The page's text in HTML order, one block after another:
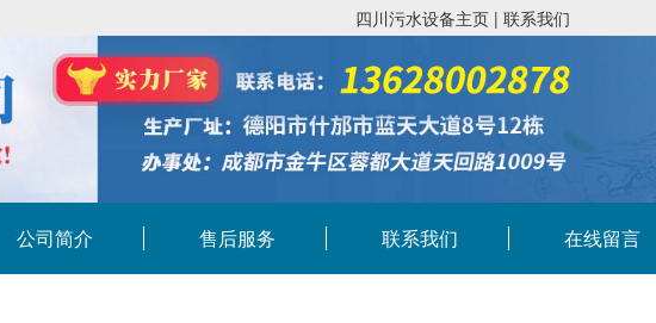
四川污水设备主页 | 联系我们
公司简介 售后服务 联系我们 在线留言